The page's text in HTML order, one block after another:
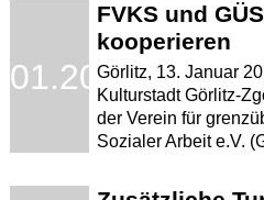
FVKS und
kooperieren
Görlitz, 13. Januar
Kulturstadt Görlitz-
der Verein für
Sozialer Arbeit e.V.